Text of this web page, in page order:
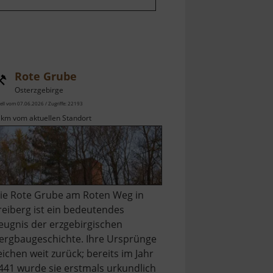
Rote Grube
Osterzgebirge
vom 07.06.2026 / Zugriffe: 22193
vom aktuellen Standort
Rote Grube am Roten Weg in
ist ein bedeutendes
der erzgebirgischen
Ihre Ursprünge
weit zurück; bereits im Jahr
wurde sie erstmals urkundlich